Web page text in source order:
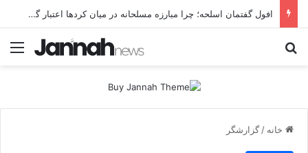
افول گفتمان اسلحه؛ چرا مبارزه مسلحانه در میان کردها اعتبار گذشته را ندارد؟
خانه / گزارشگر